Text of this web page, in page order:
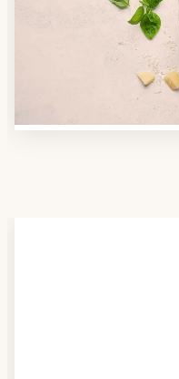
Nutzen Sie unsere
um herauszufinden,
Region gibt und
Verschaffen Sie sich
Essen auf Rädern-